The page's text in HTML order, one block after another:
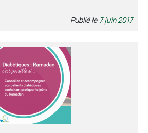
Publié le 7 juin 2017